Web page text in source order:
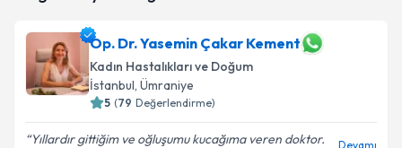
bilgilendireceğiz.
E-posta Adresiniz
Op. Dr. Yasemin Çakar Kement
Kadın Hastalıkları ve Doğum
İstanbul, Ümraniye
5 (79 Değerlendirme)
Yıllardır gittiğim ve oğluşumu kucağıma veren doktor.
Devamı